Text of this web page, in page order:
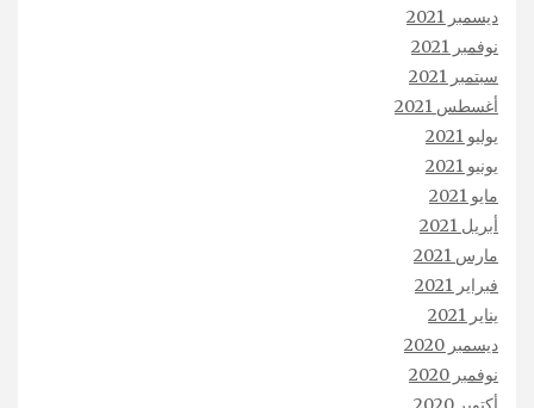
ديسمبر 2021
نوفمبر 2021
سبتمبر 2021
أغسطس 2021
يوليو 2021
يونيو 2021
مايو 2021
أبريل 2021
مارس 2021
فبراير 2021
يناير 2021
ديسمبر 2020
نوفمبر 2020